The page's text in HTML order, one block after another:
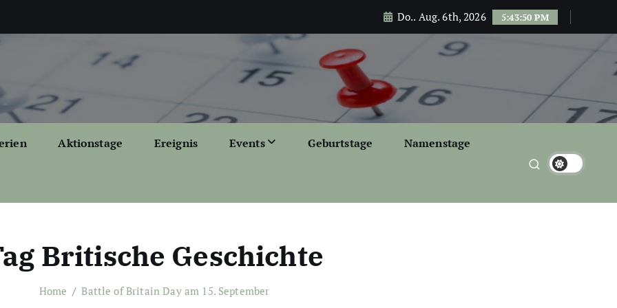
Do.. Aug. 6th, 2026 5:43:51 PM
Aktionstage Ereignis Events Geburtstage Namenstage
Britische Geschichte
Home Battle of Britain Day am 15. September